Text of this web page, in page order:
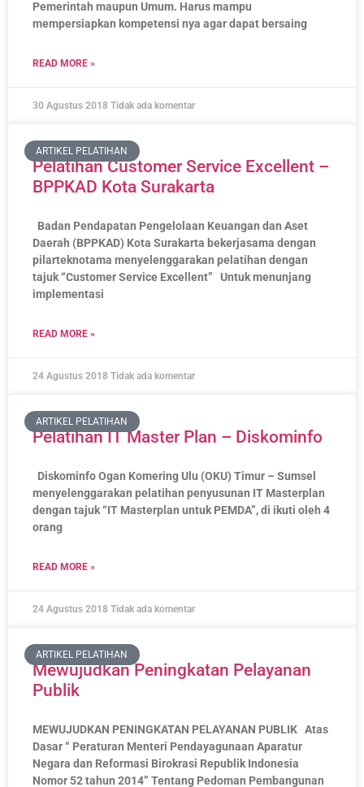
Pemerintah maupun Umum. Harus mampu
mempersiapkan kompetensi nya agar dapat bersaing
READ MORE »
30 Agustus 2018 Tidak ada komentar
ARTIKEL PELATIHAN
Pelatihan Customer Service Excellent –
BPPKAD Kota Surakarta
Badan Pendapatan Pengelolaan Keuangan dan Aset
Daerah (BPPKAD) Kota Surakarta bekerjasama dengan
pilarteknotama menyelenggarakan pelatihan dengan
tajuk “Customer Service Excellent” Untuk menunjang
implementasi
READ MORE »
24 Agustus 2018 Tidak ada komentar
ARTIKEL PELATIHAN
Pelatihan IT Master Plan – Diskominfo
Diskominfo Ogan Komering Ulu (OKU) Timur – Sumsel
menyelenggarakan pelatihan penyusunan IT Masterplan
dengan tajuk “IT Masterplan untuk PEMDA”, di ikuti oleh 4
orang
READ MORE »
24 Agustus 2018 Tidak ada komentar
ARTIKEL PELATIHAN
Mewujudkan Peningkatan Pelayanan
Publik
MEWUJUDKAN PENINGKATAN PELAYANAN PUBLIK Atas
Dasar “ Peraturan Menteri Pendayagunaan Aparatur
Negara dan Reformasi Birokrasi Republik Indonesia
Nomor 52 tahun 2014” Tentang Pedoman Pembangunan